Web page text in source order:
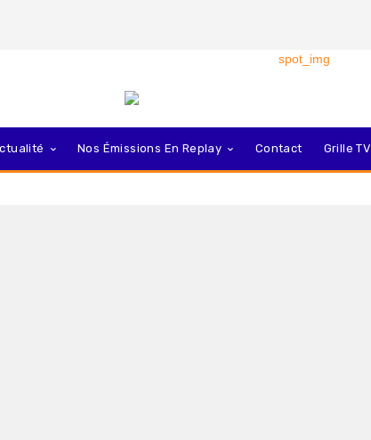
Nos Émissions En Replay Contact Grille TV